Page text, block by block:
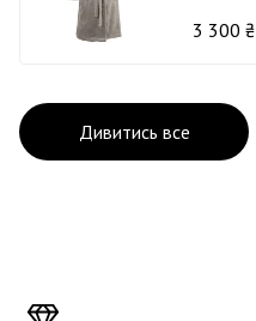
3 300 ₴
Дивитись все